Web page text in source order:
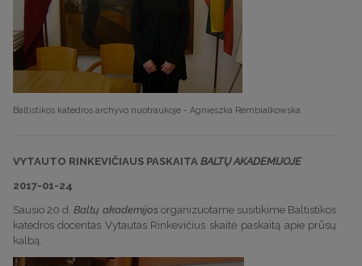
Baltistikos katedros archyvo nuotraukoje - Agnieszka Rembialkowska
VYTAUTO RINKEVIČIAUS PASKAITA BALTŲ AKADEMIJOJE
2017-01-24
Sausio 20 d.Baltų akademijosorganizuotame susitikime Baltistikos
katedros docentas Vytautas Rinkevičius skaitė paskaitą apie prūsų
kalbą.